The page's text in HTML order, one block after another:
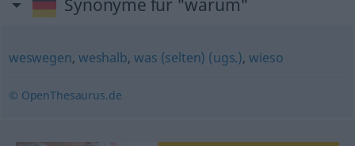
Synonyme für "warum"
weswegen, weshalb,was (selten) (ugs.),wieso
© OpenThesaurus.de